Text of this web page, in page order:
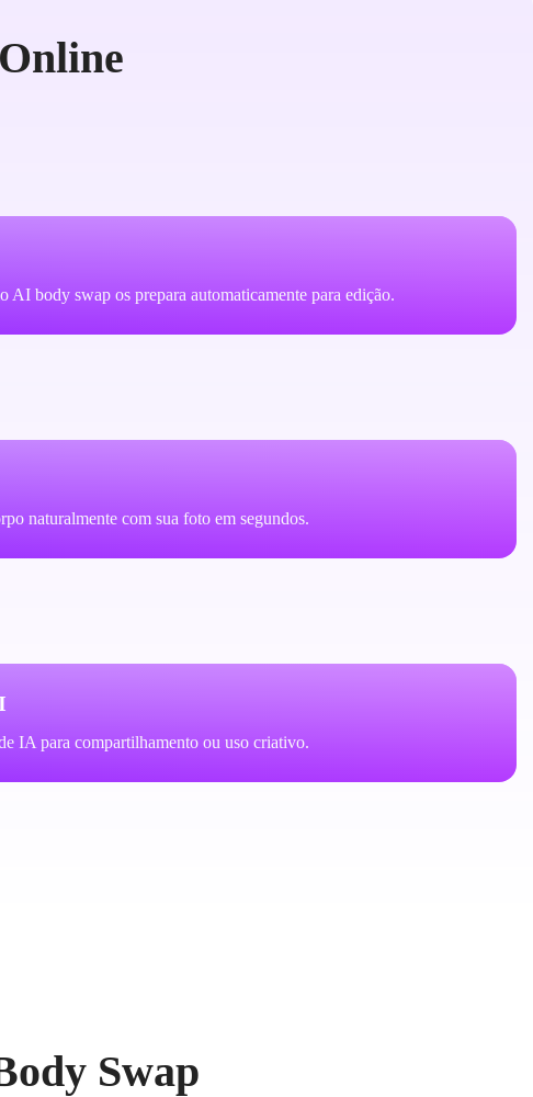
body swap os prepara automaticamente para edição.
naturalmente com sua foto em segundos.
IA para compartilhamento ou uso criativo.
Swap